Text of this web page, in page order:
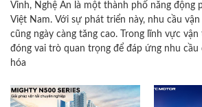
Vinh, Nghệ An là một thành phố năng động
Việt Nam. Với sự phát triển này, nhu cầu
cũng ngày càng tăng cao. Trong lĩnh vực vận
đóng vai trò quan trọng để đáp ứng nhu cầu
hóa